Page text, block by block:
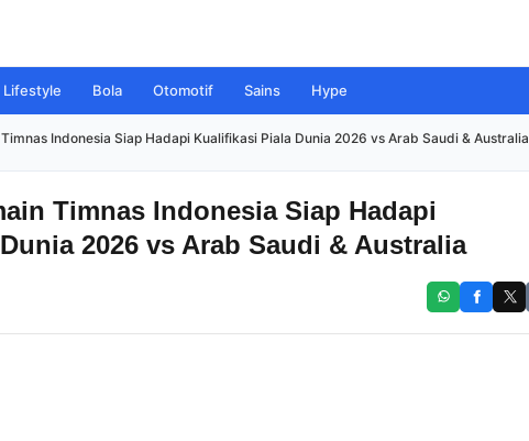
Lifestyle Bola Otomotif Sains Hype
Indonesia Siap Hadapi Kualifikasi Piala Dunia 2026 vs Arab Saudi & Australia
Timnas Indonesia Siap Hadapi
2026 vs Arab Saudi & Australia